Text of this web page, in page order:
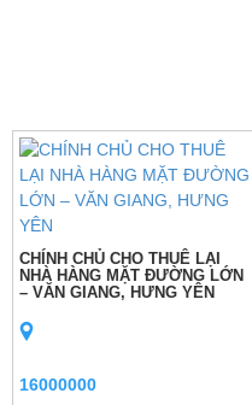
CHÍNH CHỦ CHO THUÊ LẠI
NHÀ HÀNG MẶT ĐƯỜNG LỚN
– VĂN GIANG, HƯNG YÊN
16000000